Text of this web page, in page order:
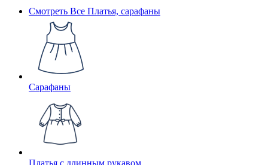
Смотреть Все Платья, сарафаны
Сарафаны
Платья с длинным рукавом